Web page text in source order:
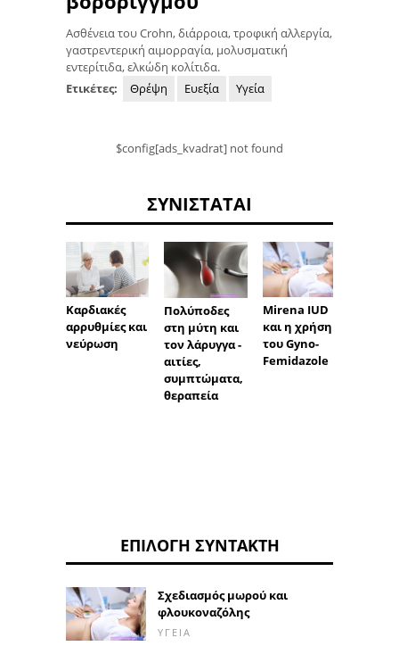
Ασθένεια του Crohn, διάρροια, τροφική αλλεργία,
γαστρεντερική αιμορραγία, μολυσματική
εντερίτιδα, ελκώδη κολίτιδα.
Ετικέτες:
Θρέψη Ευεξία Υγεία
$config[ads_kvadrat] not found
ΣΥΝΙΣΤΆΤΑΙ
Καρδιακές
αρρυθμίες και
νεύρωση
Πολύποδες
στη μύτη και
τον λάρυγγα -
αιτίες,
συμπτώματα,
θεραπεία
Mirena IUD
και η χρήση
του Gyno-
Femidazole
ΕΠΙΛΟΓΉ ΣΥΝΤΆΚΤΗ
Σχεδιασμός μωρού και
φλουκοναζόλης
ΥΓΕΊΑ